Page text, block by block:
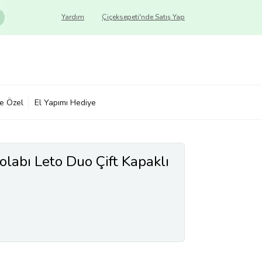
Çiçeksepeti'nde Satış Yap
Yardım
Özel El Yapımı Hediye
Leto Duo Çift Kapaklı